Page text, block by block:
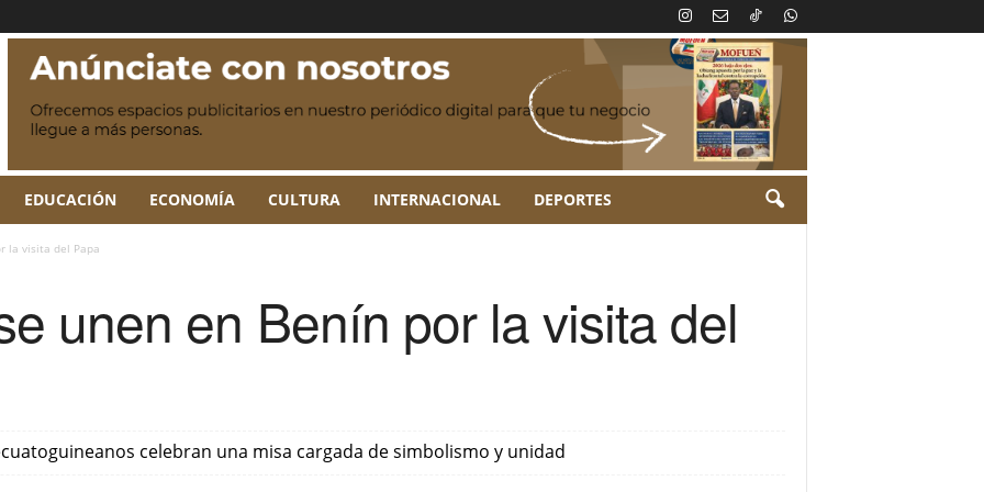
EDUCACIÓN ECONOMÍA CULTURA INTERNACIONAL DEPORTES
la visita del Papa
unen en Benín por la visita del
celebran una misa cargada de simbolismo y unidad